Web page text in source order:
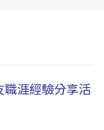
職涯經驗分享活